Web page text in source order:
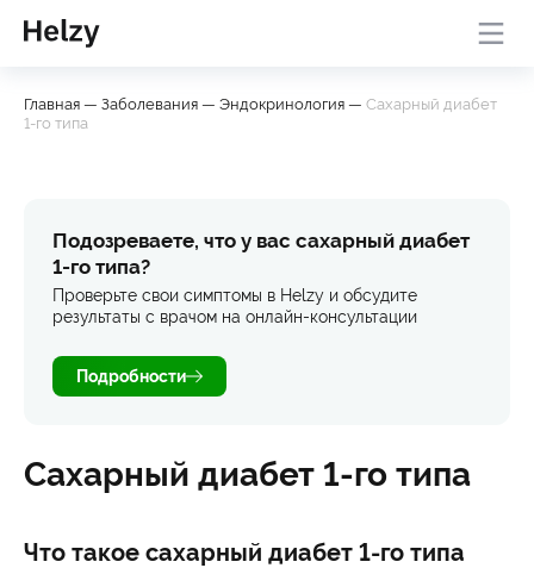
врачом
знаний
Проверить
симптомы
Главная — Заболевания — Эндокринология — Сахарный диабет
1-го типа
Подозреваете, что у вас сахарный диабет
1-го типа?
Проверьте свои симптомы в Helzy и обсудите
результаты с врачом на онлайн-консультации
Подробности
Сахарный диабет 1-го типа
Что такое сахарный диабет 1-го типа